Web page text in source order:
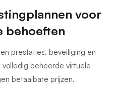
99.1
voor
behoeften
prestaties, beveiliging en
beheerde virtuele
betaalbare prijzen.